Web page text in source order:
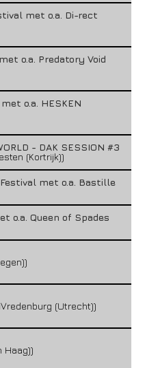
met o.a. Di-rect
o.a. Predatory Void
o.a. HESKEN
- DAK SESSION #3
(Kortrijk))
met o.a. Bastille
o.a. Queen of Spades
(Utrecht))
Haag))